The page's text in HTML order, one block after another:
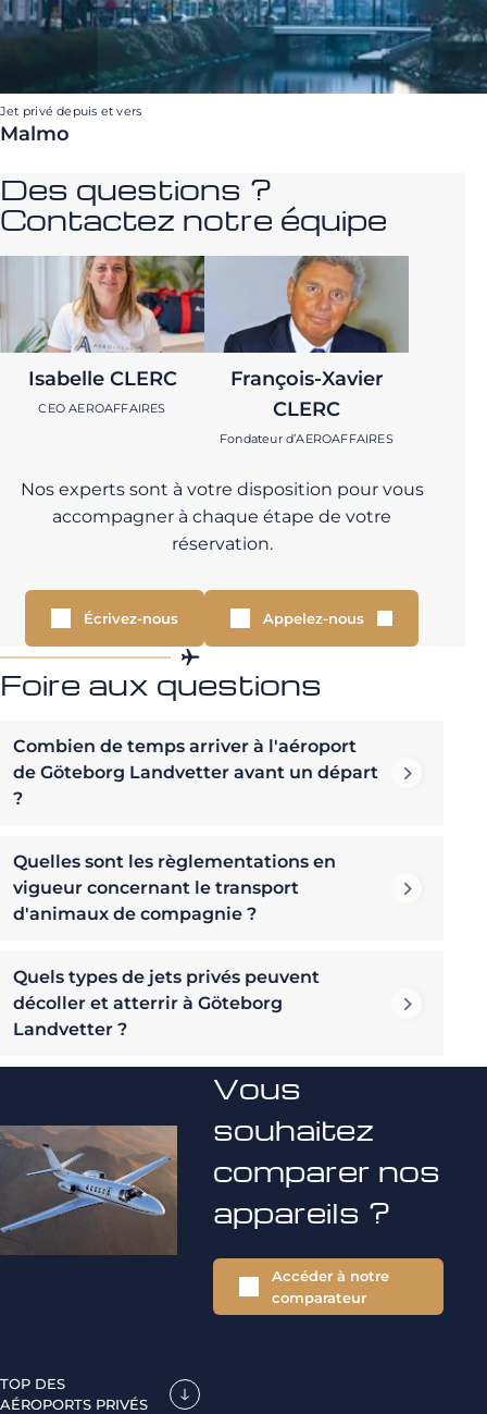
Jet privé depuis et vers
Malmo
Des questions ?
Contactez notre équipe
Isabelle CLERC
CEO AEROAFFAIRES
François-Xavier
CLERC
Fondateur d’AEROAFFAIRES
Nos experts sont à votre disposition pour vous
accompagner à chaque étape de votre
réservation.
Écrivez-nous Appelez-nous
Foire aux questions
Combien de temps arriver à l'aéroport
de Göteborg Landvetter avant un départ
?
Quelles sont les règlementations en
vigueur concernant le transport
d'animaux de compagnie ?
Quels types de jets privés peuvent
décoller et atterrir à Göteborg
Landvetter ?
Vous
souhaitez
comparer nos
appareils ?
Accéder à notre
comparateur
TOP DES
AÉROPORTS PRIVÉS